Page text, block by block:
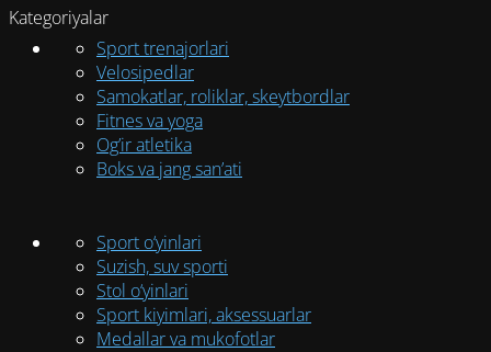
Kategoriyalar
Sport trenajorlari
Velosipedlar
Samokatlar, roliklar, skeytbordlar
Fitnes va yoga
Og’ir atletika
Boks va jang san’ati
Sport o‘yinlari
Suzish, suv sporti
Stol o‘yinlari
Sport kiyimlari, aksessuarlar
Medallar va mukofotlar